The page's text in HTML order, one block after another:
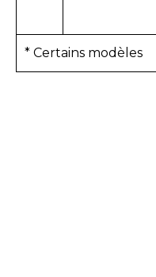
* Certains modèles